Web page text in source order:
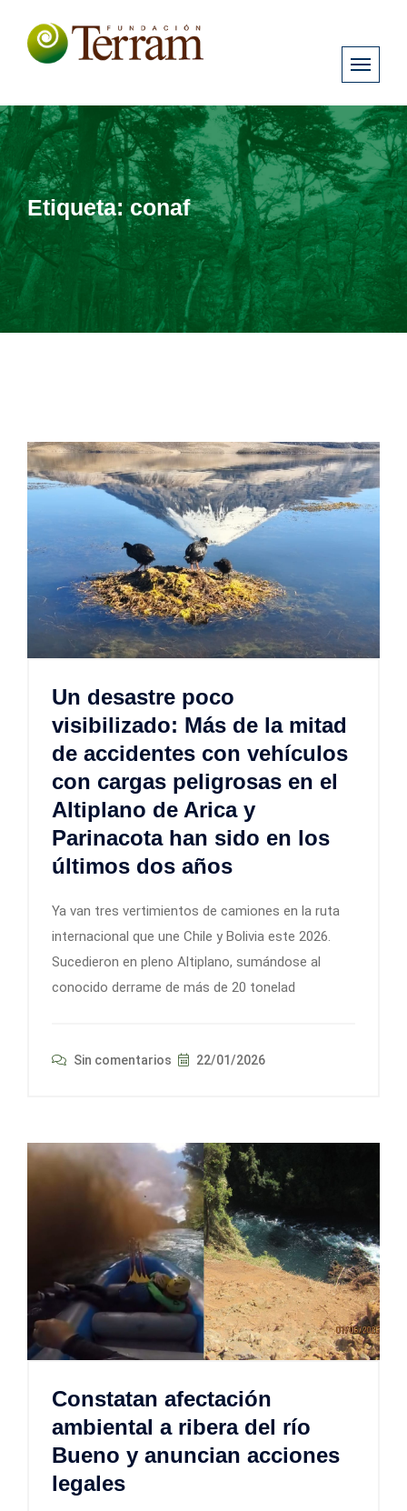
Etiqueta:conaf
Un desastre poco
visibilizado: Más de la mitad
de accidentes con vehículos
con cargas peligrosas en el
Altiplano de Arica y
Parinacota han sido en los
últimos dos años
Ya van tres vertimientos de camiones en la ruta
internacional que une Chile y Bolivia este 2026.
Sucedieron en pleno Altiplano, sumándose al
conocido derrame de más de 20 tonelad
Sin comentarios 22/01/2026
Constatan afectación
ambiental a ribera del río
Bueno y anuncian acciones
legales